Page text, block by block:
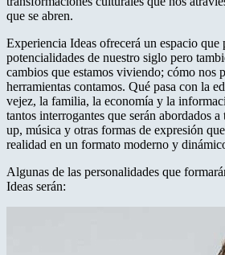
que se abren.
Experiencia Ideas ofrecerá un espacio que
potencialidades de nuestro siglo pero
cambios que estamos viviendo; cómo nos
herramientas contamos. Qué pasa con la
vejez, la familia, la economía y la
tantos interrogantes que serán abordados
up, música y otras formas de expresión
realidad en un formato moderno y
Algunas de las personalidades que
Ideas serán: